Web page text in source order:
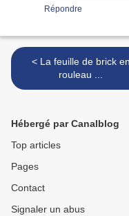
Répondre
< La feuille de brick en
rouleau ...
Hébergé par Canalblog
Top articles
Pages
Contact
Signaler un abus